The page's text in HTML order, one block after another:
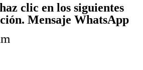
clic en los siguientes
Mensaje WhatsApp